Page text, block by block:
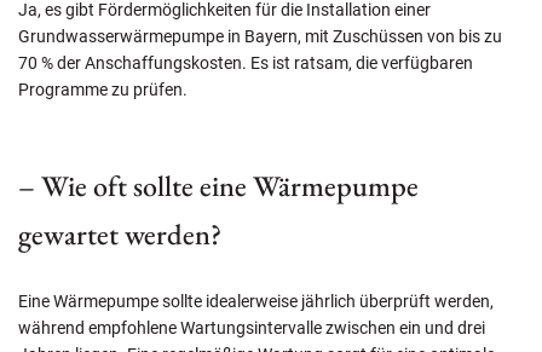
Ja, es gibt Fördermöglichkeiten für die Installation einer
Grundwasserwärmepumpe in Bayern, mit Zuschüssen von bis zu
70 % der Anschaffungskosten. Es ist ratsam, die verfügbaren
Programme zu prüfen.
– Wie oft sollte eine Wärmepumpe
gewartet werden?
Eine Wärmepumpe sollte idealerweise jährlich überprüft werden,
während empfohlene Wartungsintervalle zwischen ein und drei